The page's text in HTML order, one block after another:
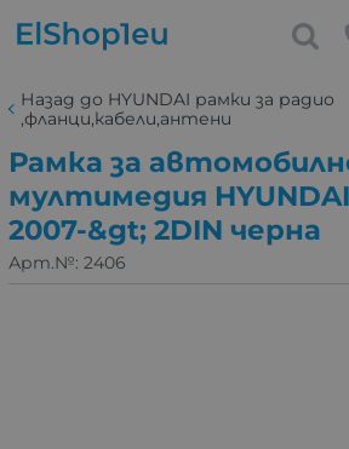
Назад до HYUNDAI рамки за радио
,фланци,кабели,антени
Рамка за
мултимедия HYUNDAI
2007-&gt; 2DIN черна
Арт.№: 2406